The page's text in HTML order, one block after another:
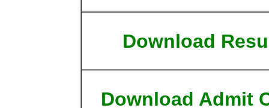
Download
Download Admit